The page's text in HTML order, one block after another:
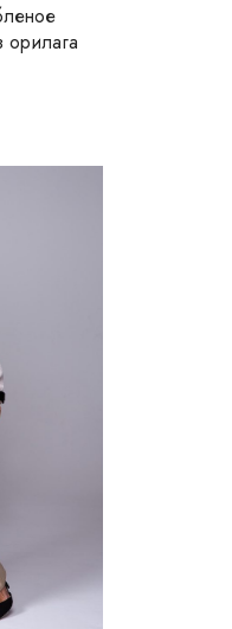
орилага